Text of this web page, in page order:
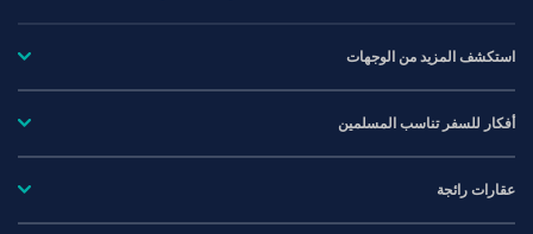
استكشف المزيد من الوجهات
أفكار للسفر تناسب المسلمين
عقارات رائجة